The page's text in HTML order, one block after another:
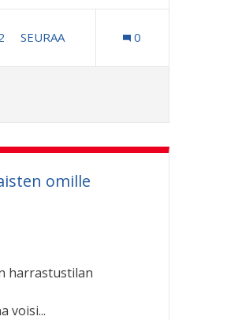
2 SEURAAJAA
SEURAA 0
omille
harrastustilan
voisi...